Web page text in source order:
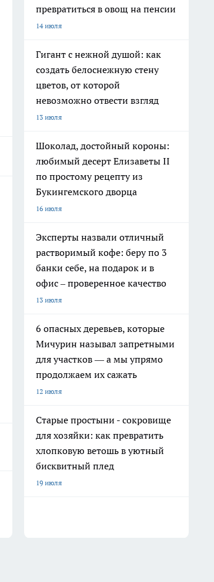
превратиться в овощ на пенсии
14 июля
Гигант с нежной душой: как
создать белоснежную стену
цветов, от которой
невозможно отвести взгляд
13 июля
Шоколад, достойный короны:
любимый десерт Елизаветы II
по простому рецепту из
Букингемского дворца
16 июля
Эксперты назвали отличный
растворимый кофе: беру по 3
банки себе, на подарок и в
офис – проверенное качество
13 июля
6 опасных деревьев, которые
Мичурин называл запретными
для участков — а мы упрямо
продолжаем их сажать
12 июля
Старые простыни - сокровище
для хозяйки: как превратить
хлопковую ветошь в уютный
бисквитный плед
19 июля